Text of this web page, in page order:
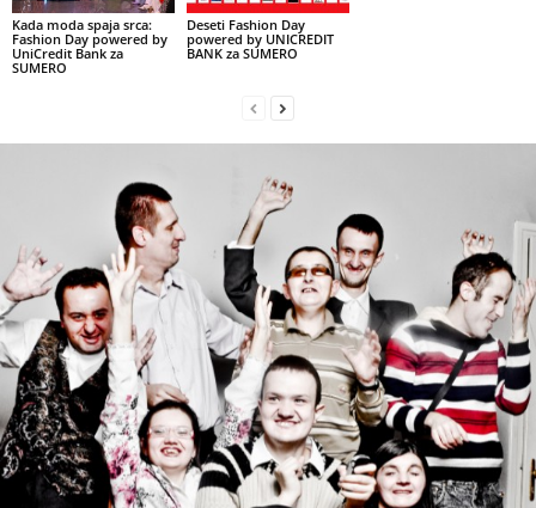
Kada moda spaja srca:
Fashion Day powered by
UniCredit Bank za
SUMERO
Deseti Fashion Day
powered by UNICREDIT
BANK za SUMERO